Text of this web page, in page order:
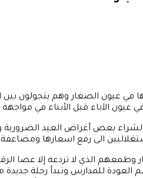
في عيون الصغار وهم يتجولون
الآباء قبل الأبناء في
بعض أغراض العيد الضرورية
الى رفع اسعارها ومضاعفة
الذي لا تردعه إلا عصا
للمدارس وتبدأ رحلة جديدة